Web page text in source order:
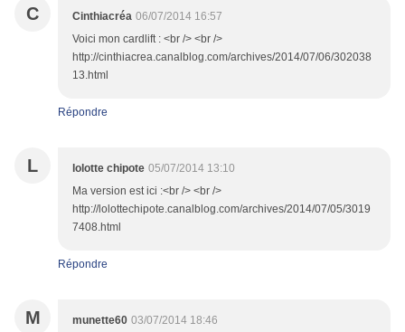
C Cinthiacréa 06/07/2014 16:57
Voici mon cardlift : <br /> <br />
http://cinthiacrea.canalblog.com/archives/2014/07/06/302038
13.html
Répondre
L lolotte chipote 05/07/2014 13:10
Ma version est ici :<br /> <br />
http://lolottechipote.canalblog.com/archives/2014/07/05/3019
7408.html
Répondre
M munette60 03/07/2014 18:46